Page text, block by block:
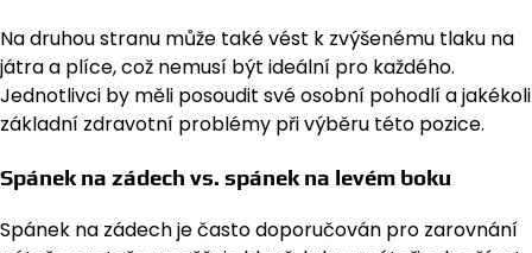
Na druhou stranu může také vést k zvýšenému tlaku na
játra a plíce, což nemusí být ideální pro každého.
Jednotlivci by měli posoudit své osobní pohodlí a jakékoli
základní zdravotní problémy při výběru této pozice.
Spánek na zádech vs. spánek na levém boku
Spánek na zádech je často doporučován pro zarovnání